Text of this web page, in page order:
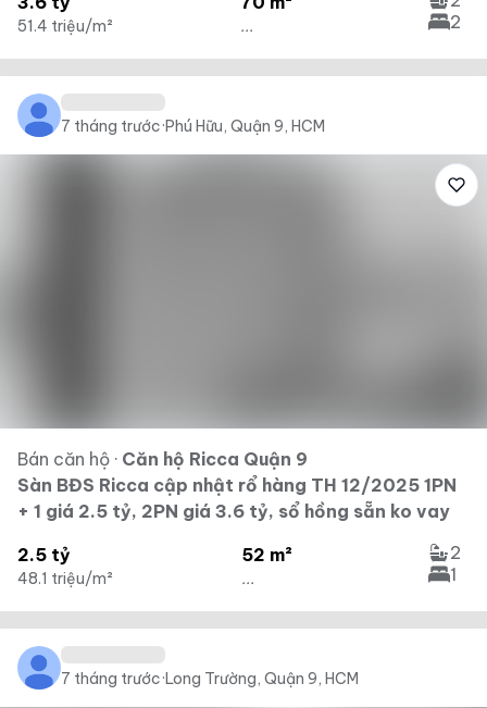
51.4 triệu/m² ...
2
7 tháng trước·Phú Hữu, Quận 9, HCM
Bán căn hộ · Căn hộ Ricca Quận 9
Sàn BĐS Ricca cập nhật rổ hàng TH 12/2025 1PN
+ 1 giá 2.5 tỷ, 2PN giá 3.6 tỷ, sổ hồng sẵn ko vay
2.5 tỷ
48.1 triệu/m²
52 m²
...
2
1
7 tháng trước·Long Trường, Quận 9, HCM